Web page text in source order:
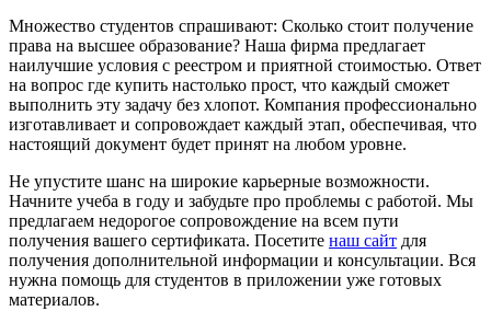
Множество студентов спрашивают: Сколько стоит получение
права на высшее образование? Наша фирма предлагает
наилучшие условия с реестром и приятной стоимостью. Ответ
на вопрос где купить настолько прост, что каждый сможет
выполнить эту задачу без хлопот. Компания профессионально
изготавливает и сопровождает каждый этап, обеспечивая, что
настоящий документ будет принят на любом уровне.
Не упустите шанс на широкие карьерные возможности.
Начните учеба в году и забудьте про проблемы с работой. Мы
предлагаем недорогое сопровождение на всем пути
получения вашего сертификата. Посетите наш сайт для
получения дополнительной информации и консультации. Вся
нужна помощь для студентов в приложении уже готовых
материалов.